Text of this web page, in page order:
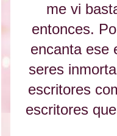
me vi
entonces.
encanta ese
seres
escritores
escritores